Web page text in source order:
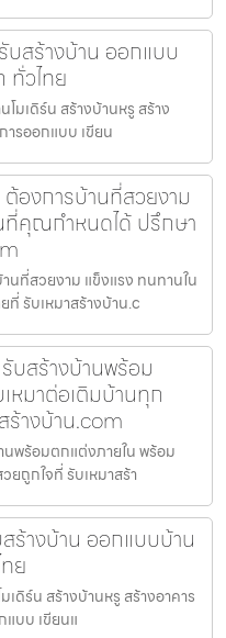
บสร้างบ้าน ออกแบบ
ทั่วไทย
มเดิร์น สร้างบ้านหรู สร้าง
ารออกแบบ เขียน
องการบ้านที่สวยงาม
ที่คุณกำหนดได้ ปรึกษา
นที่สวยงาม แข็งแรง ทนทานใน
รับเหมาสร้างบ้าน.c
บสร้างบ้านพร้อม
หมาต่อเติมบ้านทุก
ร้างบ้าน.com
นพร้อมตกแต่งภายใน พร้อม
ยถูกใจที่ รับเหมาสร้า
ร้างบ้าน ออกแบบบ้าน
ย
ดิร์น สร้างบ้านหรู สร้างอาคาร
แบบ เขียนแ